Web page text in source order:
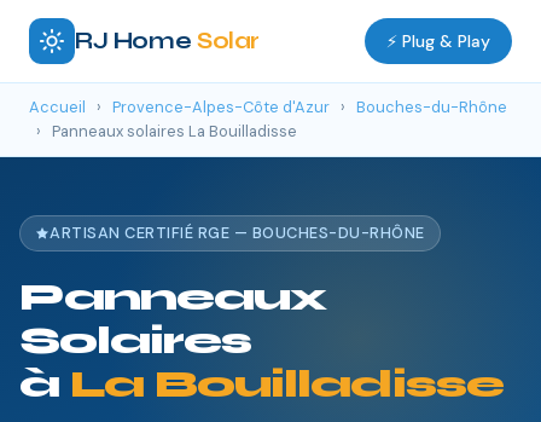
RJ Home Solar ⚡ Plug & Play
Accueil › Provence-Alpes-Côte d'Azur › Bouches-du-Rhône
›
Panneaux solaires La Bouilladisse
ARTISAN CERTIFIÉ RGE — BOUCHES-DU-RHÔNE
Panneaux
Solaires
à La Bouilladisse